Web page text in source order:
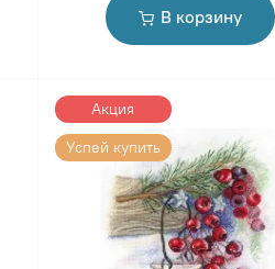
В корзину
Акция
Успей купить